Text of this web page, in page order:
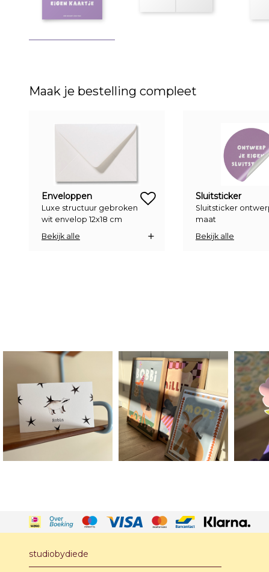
Maak je bestelling compleet
zet op verlanglijstje
Enveloppen
Luxe structuur gebroken
wit envelop 12x18 cm
Bekijk alle
Sluitsticker
Sluitsticker
maat
Bekijk alle
studiobydiede